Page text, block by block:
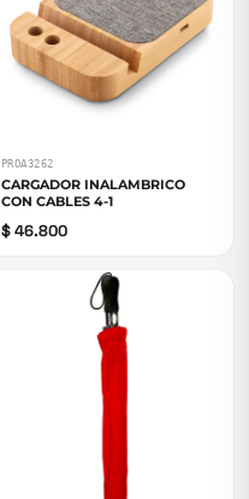
PROA3262
CARGADOR INALAMBRICO
CON CABLES 4-1
$ 46.800